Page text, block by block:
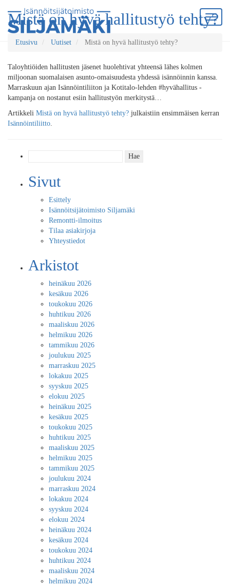
Mistä on hyvä hallitustyö tehty?
Etusivu Uutiset Mistä on hyvä hallitustyö tehty?
Taloyhtiöiden hallitusten jäsenet huolehtivat yhteensä lähes kolmen
miljoonan suomalaisen asunto-omaisuudesta yhdessä isännöinnin kanssa.
Marraskuun ajan Isännöintiliiton ja Kotitalo-lehden #hyvähallitus -
kampanja on nostanut esiin hallitustyön merkitystä…
Artikkeli Mistä on hyvä hallitustyö tehty? julkaistiin ensimmäisen kerran
Isännöintiliitto.
Sivut
Esittely
Isännöitsijätoimisto Siljamäki
Remontti-ilmoitus
Tilaa asiakirjoja
Yhteystiedot
Arkistot
heinäkuu 2026
kesäkuu 2026
toukokuu 2026
huhtikuu 2026
maaliskuu 2026
helmikuu 2026
tammikuu 2026
joulukuu 2025
marraskuu 2025
lokakuu 2025
syyskuu 2025
elokuu 2025
heinäkuu 2025
kesäkuu 2025
toukokuu 2025
huhtikuu 2025
maaliskuu 2025
helmikuu 2025
tammikuu 2025
joulukuu 2024
marraskuu 2024
lokakuu 2024
syyskuu 2024
elokuu 2024
heinäkuu 2024
kesäkuu 2024
toukokuu 2024
huhtikuu 2024
maaliskuu 2024
helmikuu 2024